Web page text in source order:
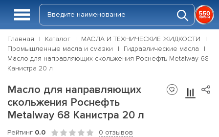
Главная Каталог
МАСЛА И ТЕХНИЧЕСКИЕ ЖИДКОСТИ
Промышленные масла и смазки
Гидравлические масла
Масло для направляющих скольжения Роснефть Metalway 68
Канистра 20 л
Масло для направляющих
скольжения Роснефть
Metalway 68 Канистра 20 л
Рейтинг 0.0 0 отзывов